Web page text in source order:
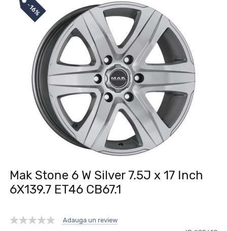
-16%
Mak Stone 6 W Silver 7.5J x 17 Inch
6X139.7 ET46 CB67.1
Adauga un review